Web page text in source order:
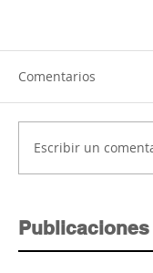
Comentarios
Escribir un